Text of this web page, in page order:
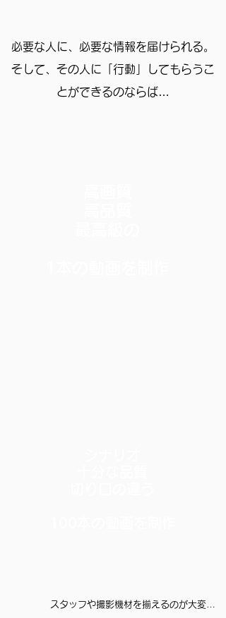
必要な人に、必要な情報を届けられる。
そして、その人に「行動」してもらうこ
とができるのならば…
スタッフや撮影機材を揃えるのが大変…